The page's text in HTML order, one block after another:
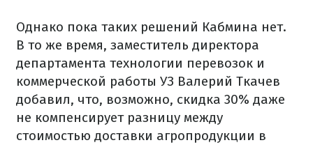
Однако пока таких решений Кабмина нет.
В то же время, заместитель директора
департамента технологии перевозок и
коммерческой работы УЗ Валерий Ткачев
добавил, что, возможно, скидка 30% даже
не компенсирует разницу между
стоимостью доставки агропродукции в